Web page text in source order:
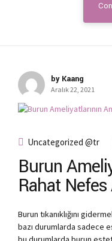
by Kaang
Aralık 22, 2021
Uncategorized @tr
Burun
Rahat Nefes
Burun tıkanıklığını
bazı durumlarda sadece